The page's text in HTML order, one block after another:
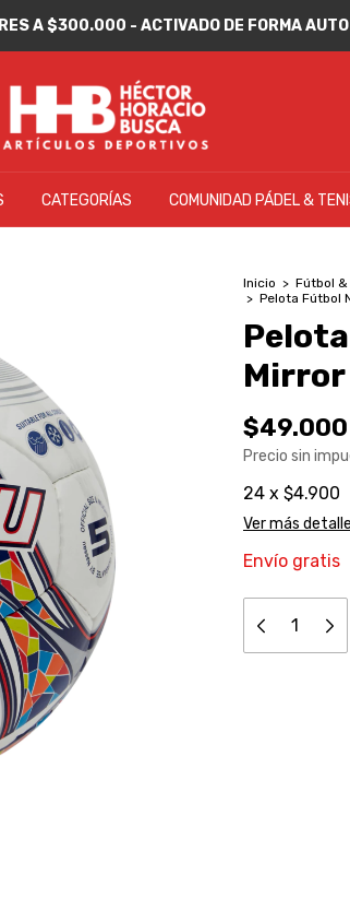
A $300.000 - ACTIVADO DE FORMA
CATEGORÍAS COMUNIDAD PÁDEL &
Inicio > Fútbol
> Pelota Fútbol
Mirror
$49.000
Precio sin
24 x $4.900
Ver más
Envío gratis